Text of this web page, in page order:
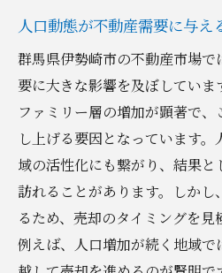
群馬県伊勢崎市で理想的
るステップ
不動産売却計画の立
売却前に確認すべき
理想的な買い手を見
交渉力を高めるための
売却成立までの流れを
アフターフォローで
人口動態が不動産需要に与え
群馬県伊勢崎市の不動産市場
要に大きな影響を及ぼしてい
ファミリー層の増加が顕著で
し上げる要因となっています
域の活性化にも繋がり、結果
訪れることがあります。しか
るため、売却のタイミングを見
例えば、人口増加が続く地域